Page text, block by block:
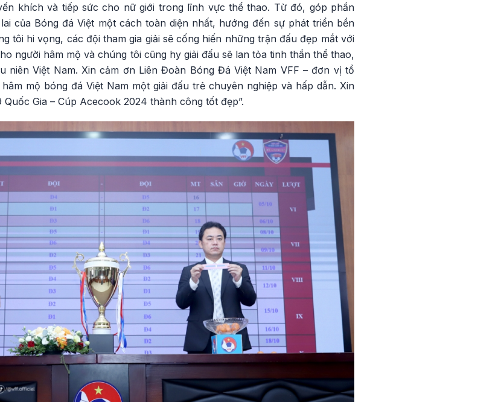
khích và tiếp sức cho nữ giới trong lĩnh vực thể thao. Từ đó, góp phần
của Bóng đá Việt một cách toàn diện nhất, hướng đến sự phát triển bền
tôi hi vọng, các đội tham gia giải sẽ cống hiến những trận đấu đẹp mắt với
người hâm mộ và chúng tôi cũng hy giải đấu sẽ lan tỏa tinh thần thể thao,
niên Việt Nam. Xin cảm ơn Liên Đoàn Bóng Đá Việt Nam VFF – đơn vị tổ
mộ bóng đá Việt Nam một giải đấu trẻ chuyên nghiệp và hấp dẫn. Xin
Gia – Cúp Acecook 2024 thành công tốt đẹp”.